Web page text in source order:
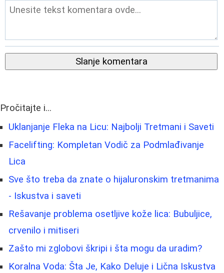
Slanje komentara
Pročitajte i...
Uklanjanje Fleka na Licu: Najbolji Tretmani i Saveti
Facelifting: Kompletan Vodič za Podmlađivanje
Lica
Sve što treba da znate o hijaluronskim tretmanima
- Iskustva i saveti
Rešavanje problema osetljive kože lica: Bubuljice,
crvenilo i mitiseri
Zašto mi zglobovi škripi i šta mogu da uradim?
Koralna Voda: Šta Je, Kako Deluje i Lična Iskustva